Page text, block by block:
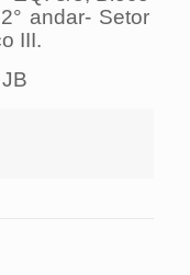
andar- Setor
III.